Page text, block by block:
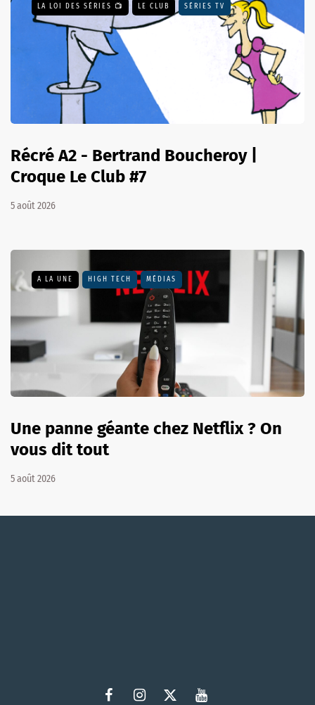
LA LOI DES SÉRIES 📺 LE CLUB SÉRIES TV
Récré A2 - Bertrand Boucheroy |
Croque Le Club #7
5 août 2026
A LA UNE HIGH TECH MÉDIAS
Une panne géante chez Netflix ? On
vous dit tout
5 août 2026